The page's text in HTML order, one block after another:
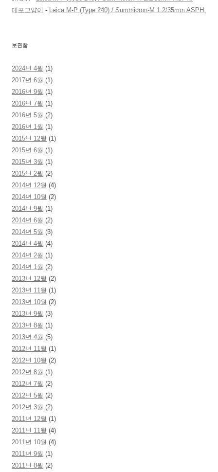
대포고양이 - Leica M-P (Type 240) / Summicron-M 1:2/35mm ASPH.
보관함
2024년 4월 (1)
2017년 6월 (1)
2016년 9월 (1)
2016년 7월 (1)
2016년 5월 (2)
2016년 1월 (1)
2015년 12월 (1)
2015년 6월 (1)
2015년 3월 (1)
2015년 2월 (2)
2014년 12월 (4)
2014년 10월 (2)
2014년 9월 (1)
2014년 6월 (2)
2014년 5월 (3)
2014년 4월 (4)
2014년 2월 (1)
2014년 1월 (2)
2013년 12월 (2)
2013년 11월 (1)
2013년 10월 (2)
2013년 9월 (3)
2013년 8월 (1)
2013년 4월 (5)
2012년 11월 (1)
2012년 10월 (2)
2012년 8월 (1)
2012년 7월 (2)
2012년 5월 (2)
2012년 3월 (2)
2011년 12월 (1)
2011년 11월 (4)
2011년 10월 (4)
2011년 9월 (1)
2011년 8월 (2)